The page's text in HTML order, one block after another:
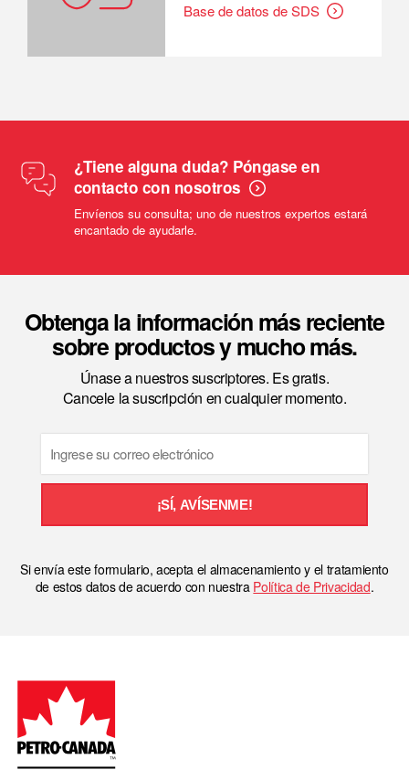
Base de datos de SDS
¿Tiene alguna duda? Póngase en
contacto con nosotros
Envíenos su consulta; uno de nuestros expertos estará
encantado de ayudarle.
Obtenga la información más reciente
sobre productos y mucho más.
Únase a nuestros suscriptores. Es gratis.
Cancele la suscripción en cualquier momento.
¡SÍ, AVÍSENME!
Si envía este formulario, acepta el almacenamiento y el tratamiento
de estos datos de acuerdo con nuestra Política de Privacidad.